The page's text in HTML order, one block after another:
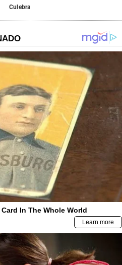
Culebra